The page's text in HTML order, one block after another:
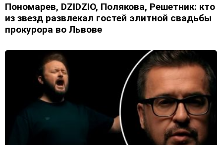
Пономарев, DZIDZIO, Полякова, Решетник: кто
из звезд развлекал гостей элитной свадьбы
прокурора во Львове